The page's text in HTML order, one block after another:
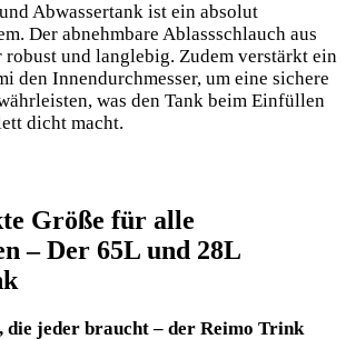
Abwassertank ist ein absolut
Der abnehmbare Ablassschlauch aus
robust und langlebig. Zudem verstärkt ein
den Innendurchmesser, um eine sichere
was den Tank beim Einfüllen
dicht macht.
Größe für alle
– Der 65L und 28L
die jeder braucht – der Reimo Trink